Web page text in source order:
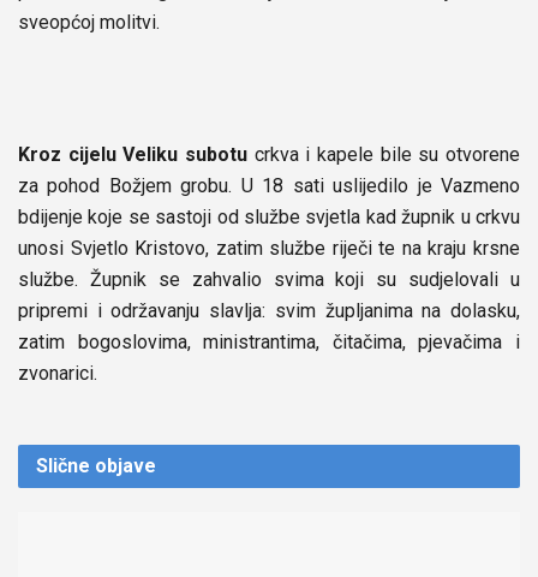
sveopćoj molitvi.
Kroz cijelu Veliku subotu crkva i kapele bile su otvorene
za pohod Božjem grobu. U 18 sati uslijedilo je Vazmeno
bdijenje koje se sastoji od službe svjetla kad župnik u crkvu
unosi Svjetlo Kristovo, zatim službe riječi te na kraju krsne
službe. Župnik se zahvalio svima koji su sudjelovali u
pripremi i održavanju slavlja: svim župljanima na dolasku,
zatim bogoslovima, ministrantima, čitačima, pjevačima i
zvonarici.
Slične objave